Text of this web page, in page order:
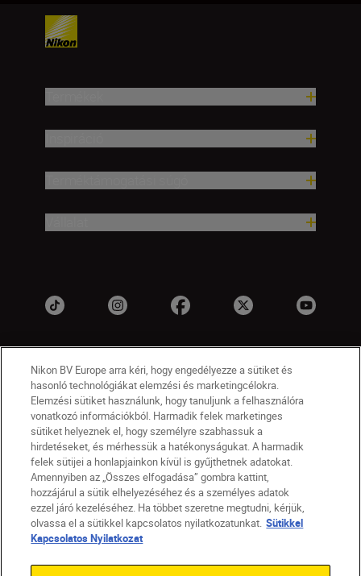
HU Nikon Sites
Lépjen kapcsolatba velünk
Adatvédelmi nyilatkozat
Jogi nyilatkozat
Nikon Store szerződési feltételek
Sütikkel kapcsolatos nyilatkozat
Akadálymentesség
Sütikre vonatkozó beállítások
© 2026 Nikon
Nikon BV Europe arra kéri, hogy engedélyezze a sütiket és
hasonló technológiákat elemzési és marketingcélokra.
Elemzési sütiket használunk, hogy tanuljunk a felhasználóra
vonatkozó információkból. Harmadik felek marketinges
sütiket helyeznek el, hogy személyre szabhassuk a
hirdetéseket, és mérhessük a hatékonyságukat. A harmadik
felek sütijei a honlapjainkon kívül is gyűjthetnek adatokat.
Amennyiben az „Összes elfogadása” gombra kattint,
hozzájárul a sütik elhelyezéséhez és a személyes adatok
ezzel járó kezeléséhez. Ha többet szeretne megtudni, kérjük,
olvassa el a sütikkel kapcsolatos nyilatkozatunkat. Sütikkel
Kapcsolatos Nyilatkozat